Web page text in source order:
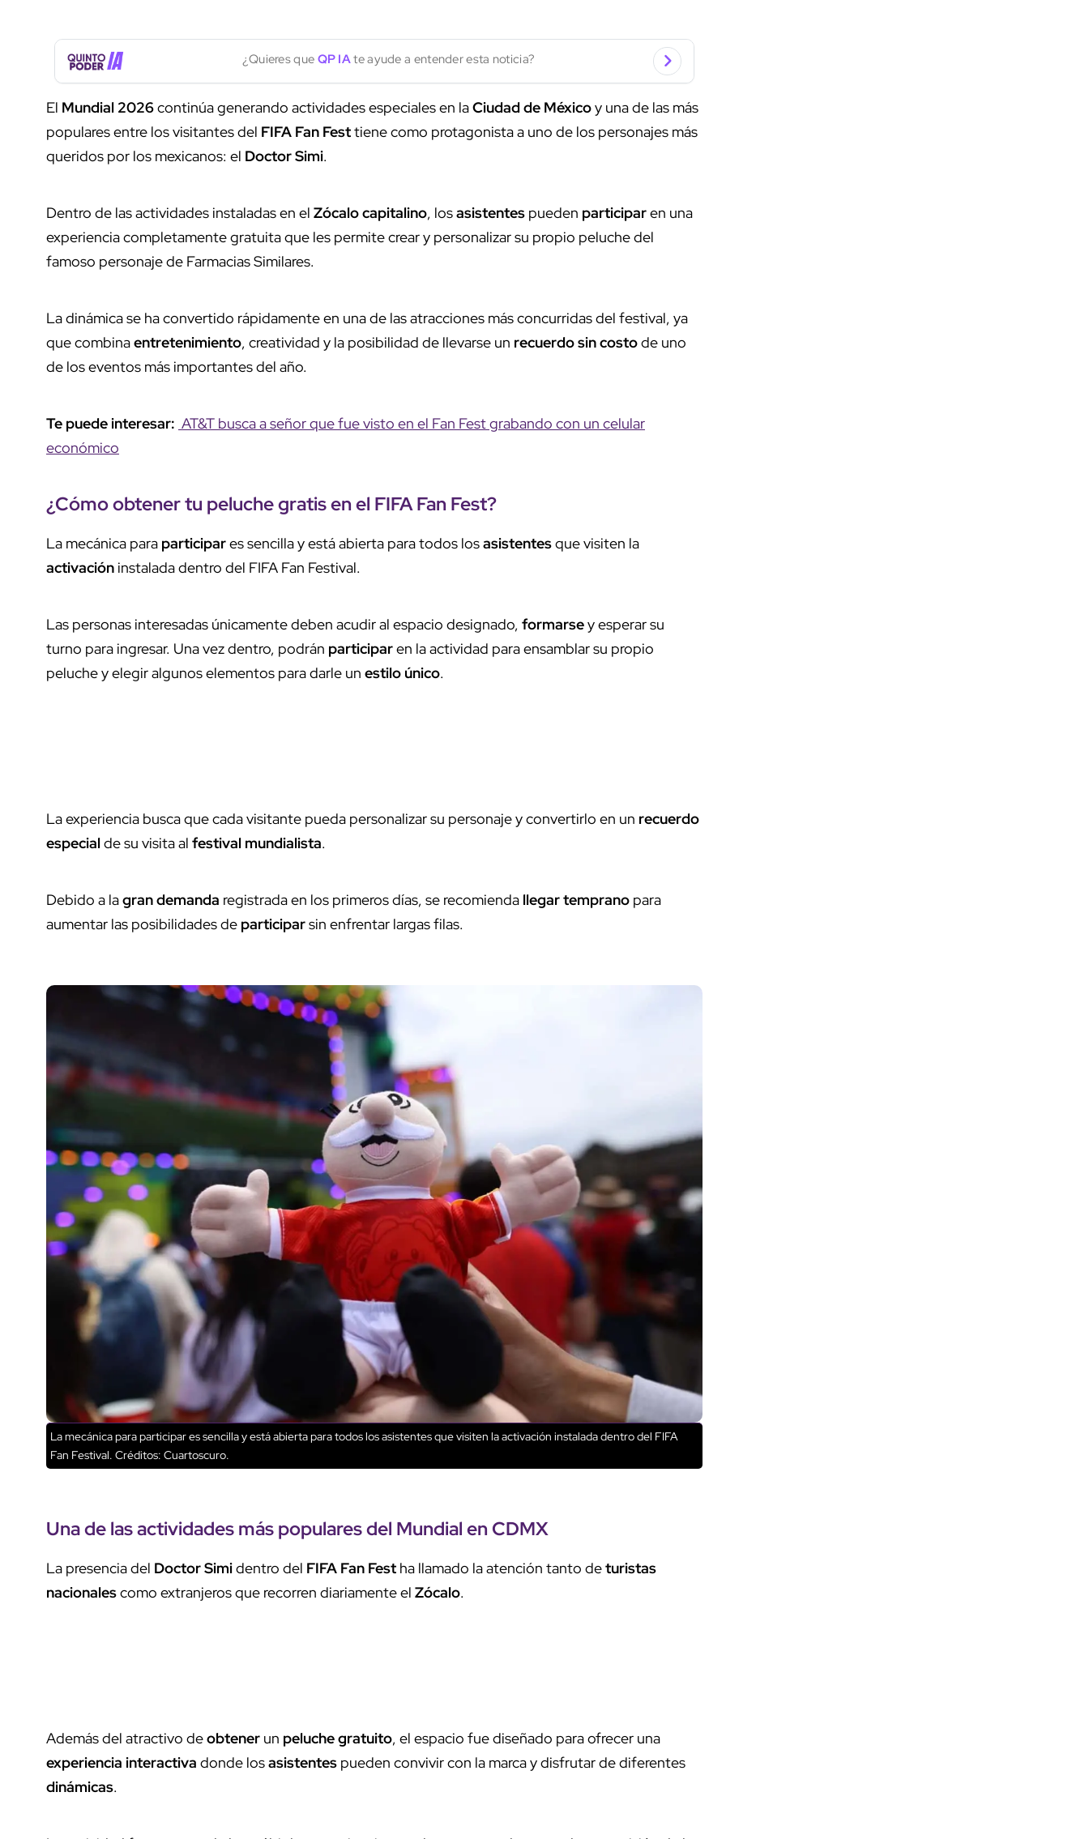
¿Quieres que QP IAte ayude a entender esta noticia?
El Mundial 2026continúa generando actividades especiales en laCiudad de Méxicoy una de las más
populares entre los visitantes del FIFA Fan Festtiene como protagonista a uno de los personajes más
queridos por los mexicanos: el Doctor Simi.
Dentro de las actividades instaladas en el Zócalo capitalino, losasistentes pueden participaren una
experiencia completamente gratuita que les permite crear y personalizar su propio peluche del
famoso personaje de Farmacias Similares.
La dinámica se ha convertido rápidamente en una de las atracciones más concurridas del festival, ya
que combinaentretenimiento, creatividad y la posibilidad de llevarse un recuerdo sin costode uno
de los eventos más importantes del año.
Te puede interesar: AT&T busca a señor que fue visto en el Fan Fest grabando con un celular
económico
¿Cómoobtenertu peluche gratis en el FIFA Fan Fest?
La mecánica para participares sencilla y está abierta para todos losasistentesque visiten la
activación instalada dentro del FIFA Fan Festival.
Las personas interesadas únicamente deben acudir al espacio designado, formarsey esperar su
turno para ingresar. Una vez dentro, podrán participaren la actividad para ensamblar su propio
peluche y elegir algunos elementos para darle un estilo único.
La experiencia busca que cada visitante pueda personalizar su personaje y convertirlo en un recuerdo
especialde su visita al festival mundialista.
Debido a lagran demanda registrada en los primeros días, se recomienda llegar temprano para
aumentar las posibilidades de participarsin enfrentar largas filas.
La mecánica para participar es sencilla y está abierta para todos los asistentes que visiten la activación instalada dentro del FIFA
Fan Festival. Créditos: Cuartoscuro.
Una de las actividades más populares del Mundial en CDMX
La presencia del Doctor Simidentro del FIFA Fan Fest ha llamado la atención tanto deturistas
nacionalescomo extranjeros que recorren diariamente el Zócalo.
Además del atractivo deobtener un peluche gratuito, el espacio fue diseñado para ofrecer una
experiencia interactiva donde losasistentes pueden convivir con la marca y disfrutar de diferentes
dinámicas.